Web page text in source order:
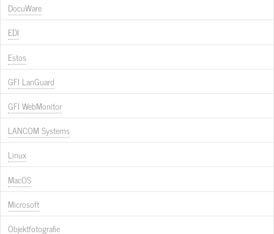
DocuWare
EDI
Estos
GFI LanGuard
GFI WebMonitor
LANCOM Systems
Linux
MacOS
Microsoft
Objektfotografie